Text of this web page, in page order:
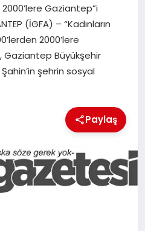
Gaziantep”i
(İGFA) – “Kadınların
2000’lere
Gaziantep Büyükşehir
şehrin sosyal
Paylaş